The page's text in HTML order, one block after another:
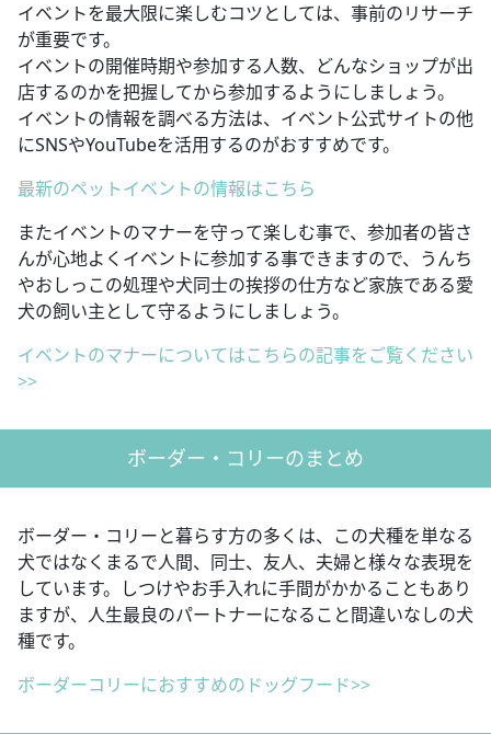
イベントを最大限に楽しむコツとしては、事前のリサーチ
が重要です。
イベントの開催時期や参加する人数、どんなショップが出
店するのかを把握してから参加するようにしましょう。
イベントの情報を調べる方法は、イベント公式サイトの他
にSNSやYouTubeを活用するのがおすすめです。
最新のペットイベントの情報はこちら
またイベントのマナーを守って楽しむ事で、参加者の皆さ
んが心地よくイベントに参加する事できますので、うんち
やおしっこの処理や犬同士の挨拶の仕方など家族である愛
犬の飼い主として守るようにしましょう。
イベントのマナーについてはこちらの記事をご覧ください
>>
ボーダー・コリーのまとめ
ボーダー・コリーと暮らす方の多くは、この犬種を単なる
犬ではなくまるで人間、同士、友人、夫婦と様々な表現を
しています。しつけやお手入れに手間がかかることもあり
ますが、人生最良のパートナーになること間違いなしの犬
種です。
ボーダーコリーにおすすめのドッグフード>>